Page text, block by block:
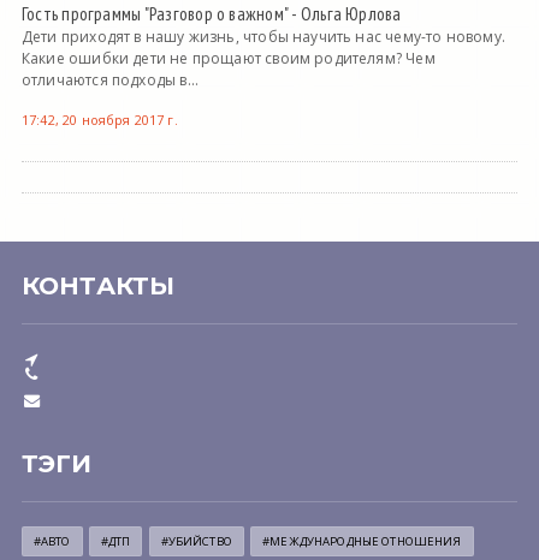
Гость программы "Разговор о важном" - Ольга Юрлова
Дети приходят в нашу жизнь, чтобы научить нас чему-то новому.
Какие ошибки дети не прощают своим родителям? Чем
отличаются подходы в...
17:42, 20 ноября 2017 г.
КОНТАКТЫ
ТЭГИ
#АВТО #ДТП #УБИЙСТВО #МЕЖДУНАРОДНЫЕ ОТНОШЕНИЯ